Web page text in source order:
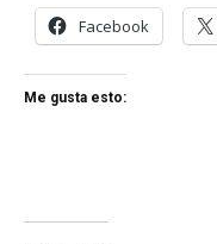
Facebook
Me gusta esto: